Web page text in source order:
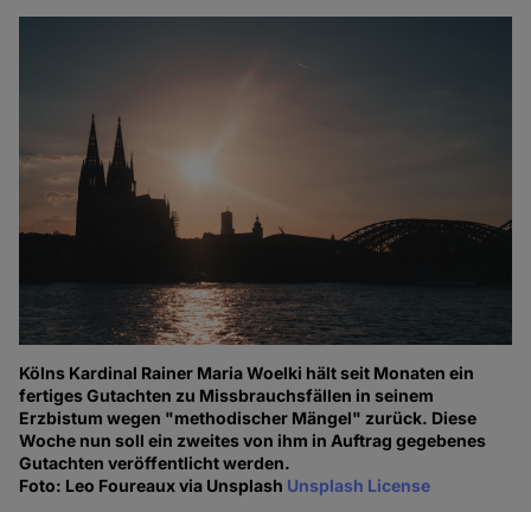
Kölns Kardinal Rainer Maria Woelki hält seit Monaten ein
fertiges Gutachten zu Missbrauchsfällen in seinem
Erzbistum wegen "methodischer Mängel" zurück. Diese
Woche nun soll ein zweites von ihm in Auftrag gegebenes
Gutachten veröffentlicht werden.
Foto: Leo Foureaux via Unsplash Unsplash License